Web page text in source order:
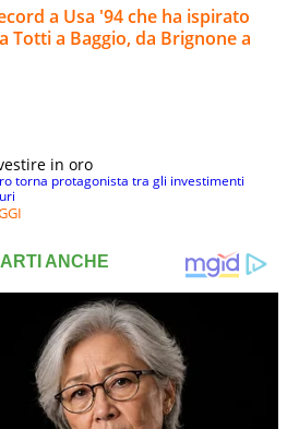
a Usa '94 che ha ispirato
a Baggio, da Brignone a
in oro
torna protagonista tra gli investimenti